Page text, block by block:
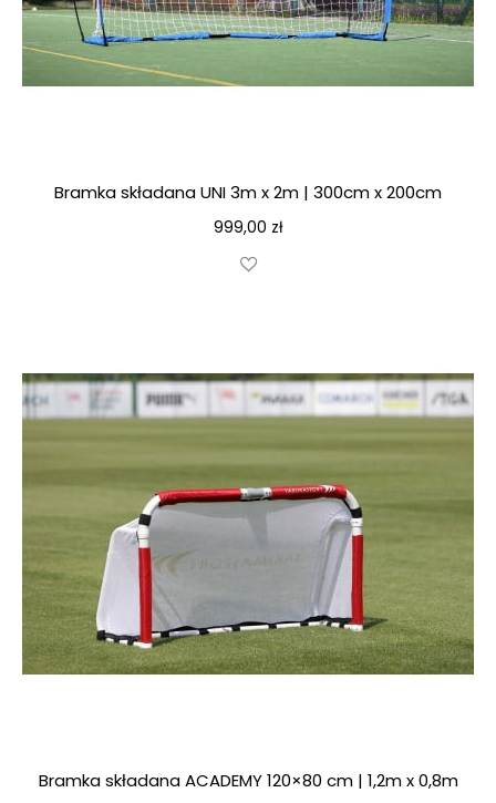
Bramka składana UNI 3m x 2m | 300cm x 200cm
999,00 zł
Bramka składana ACADEMY 120×80 cm | 1,2m x 0,8m